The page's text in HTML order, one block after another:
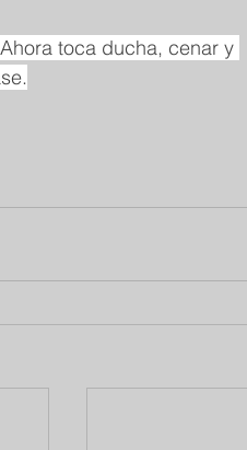
toca ducha, cenar y